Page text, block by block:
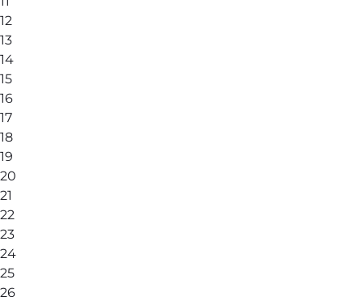
12
13
14
15
16
17
18
19
20
21
22
23
24
25
26